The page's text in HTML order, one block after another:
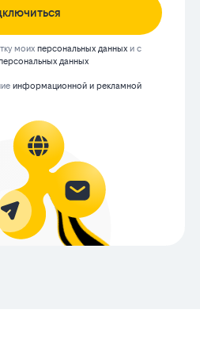
моихперсональных данных и с
данных
информационной и рекламной